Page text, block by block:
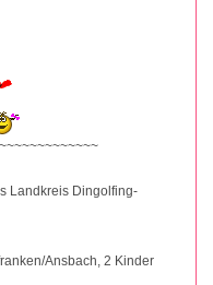
Landkreis Dingolfing-
Ansbach, 2 Kinder